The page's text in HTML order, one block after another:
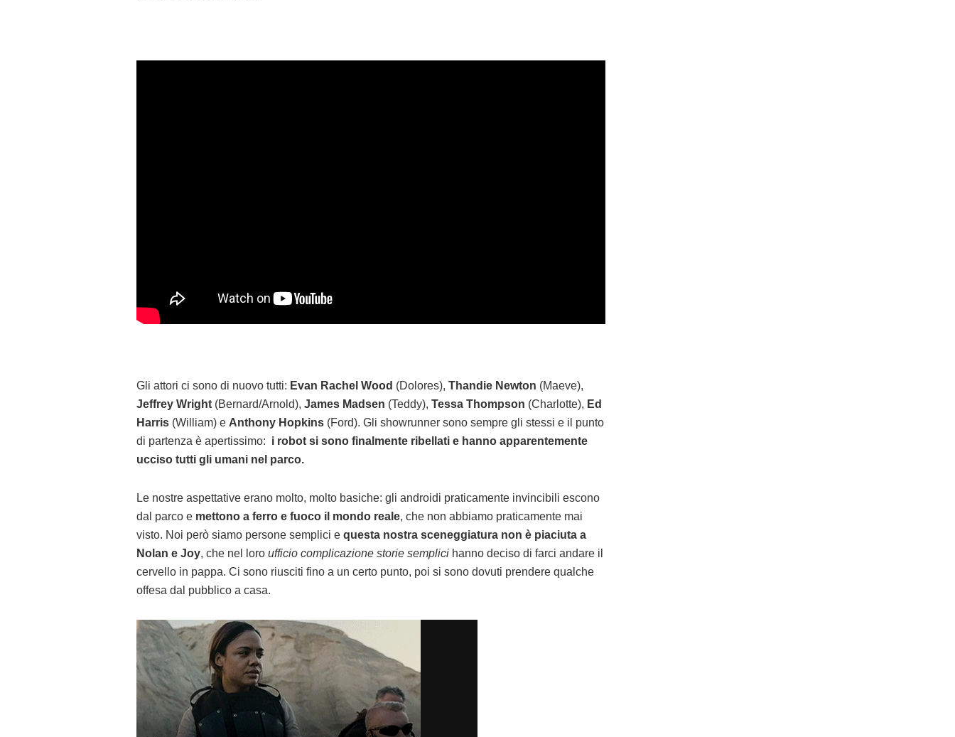
Gli attori ci sono di nuovo tutti: Evan Rachel Wood (Dolores), Thandie Newton (Maeve),
Jeffrey Wright (Bernard/Arnold), James Madsen (Teddy), Tessa Thompson (Charlotte), Ed
Harris (William) e Anthony Hopkins (Ford). Gli showrunner sono sempre gli stessi e il punto
di partenza è apertissimo: i robot si sono finalmente ribellati e hanno apparentemente
ucciso tutti gli umani nel parco.
Le nostre aspettative erano molto, molto basiche: gli androidi praticamente invincibili escono
dal parco e mettono a ferro e fuoco il mondo reale, che non abbiamo praticamente mai
visto. Noi però siamo persone semplici e questa nostra sceneggiatura non è piaciuta a
Nolan e Joy, che nel loro ufficio complicazione storie semplici hanno deciso di farci andare il
cervello in pappa. Ci sono riusciti fino a un certo punto, poi si sono dovuti prendere qualche
offesa dal pubblico a casa.